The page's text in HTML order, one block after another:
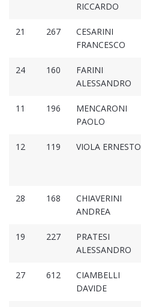
RICCARDO
21 267
CESARINI
FRANCESCO
24 160
FARINI
ALESSANDRO
11 196
MENCARONI
PAOLO
12 119 VIOLA ERNESTO
28 168
CHIAVERINI
ANDREA
19 227
PRATESI
ALESSANDRO
27 612
CIAMBELLI
DAVIDE